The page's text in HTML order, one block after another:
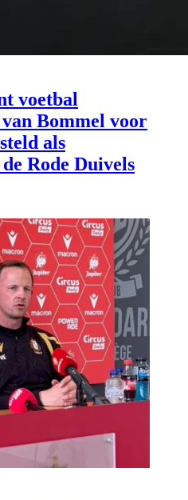
voetbal
Bommel voor
als
Rode Duivels